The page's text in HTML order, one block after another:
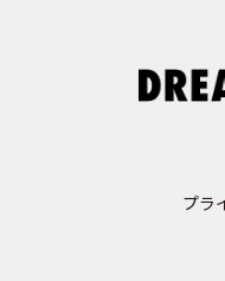
プラ